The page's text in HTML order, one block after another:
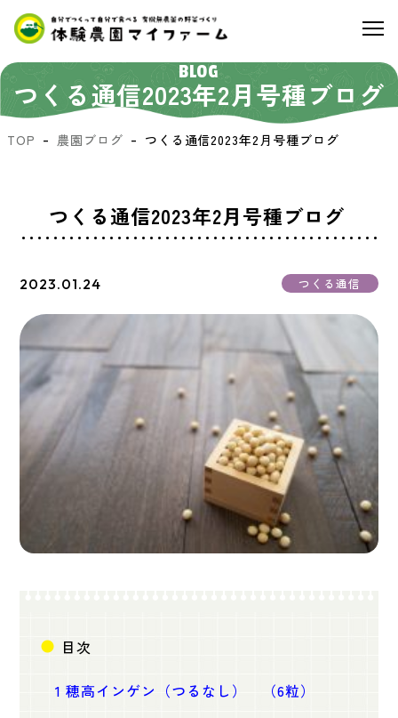
BLOG
つくる通信2023年2月号種ブログ
TOP 農園ブログ つくる通信2023年2月号種ブログ
つくる通信2023年2月号種ブログ
2023.01.24 つくる通信
目次
1 穂高インゲン（つるなし） （6粒）